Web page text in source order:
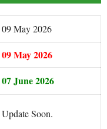
09 May 2026
09 May 2026
07 June 2026
Update Soon.